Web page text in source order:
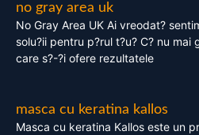
no gray area uk
No Gray Area UK Ai vreodat?
solu?ii pentru p?rul t?u? C? nu
care s?-?i ofere rezultatele
masca cu keratina kallos
Masca cu keratina Kallos este un